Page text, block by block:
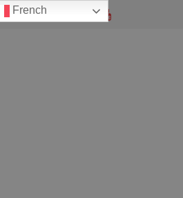
French